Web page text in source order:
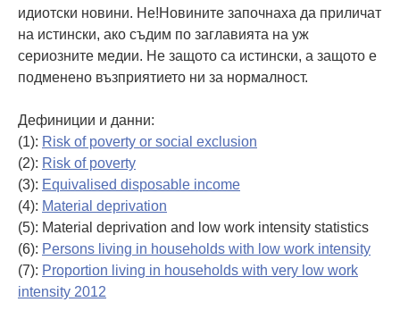
идиотски новини. Не!Новините започнаха да приличат
на истински, ако съдим по заглавията на уж
сериозните медии. Не защото са истински, а защото е
подменено възприятието ни за нормалност.
Дефиниции и данни:
(1): Risk of poverty or social exclusion
(2): Risk of poverty
(3): Equivalised disposable income
(4): Material deprivation
(5): Material deprivation and low work intensity statistics
(6): Persons living in households with low work intensity
(7): Proportion living in households with very low work
intensity 2012